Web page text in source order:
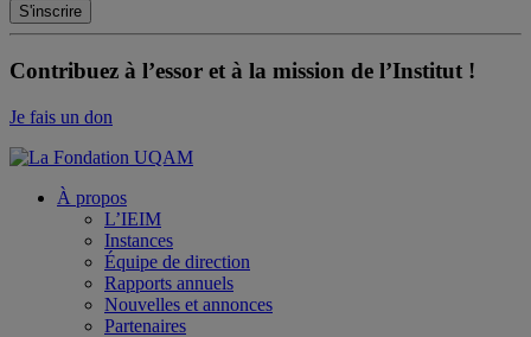
Contribuez à l’essor et à la mission de l’Institut !
Je fais un don
À propos
L’IEIM
Instances
Équipe de direction
Rapports annuels
Nouvelles et annonces
Partenaires